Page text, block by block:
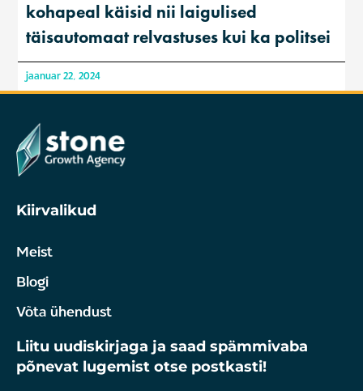
kohapeal käisid nii laigulised
täisautomaat relvastuses kui ka politsei
jaanuar 22, 2024
Kiirvalikud
Meist
Blogi
Võta ühendust
Liitu uudiskirjaga ja saad spämmivaba
põnevat lugemist otse postkasti!